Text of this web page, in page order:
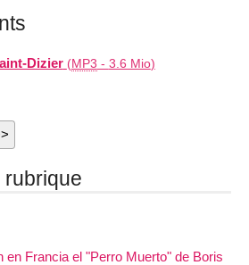
Dizier (MP3 - 3.6 Mio)
rubrique
en Francia el "Perro Muerto" de Boris